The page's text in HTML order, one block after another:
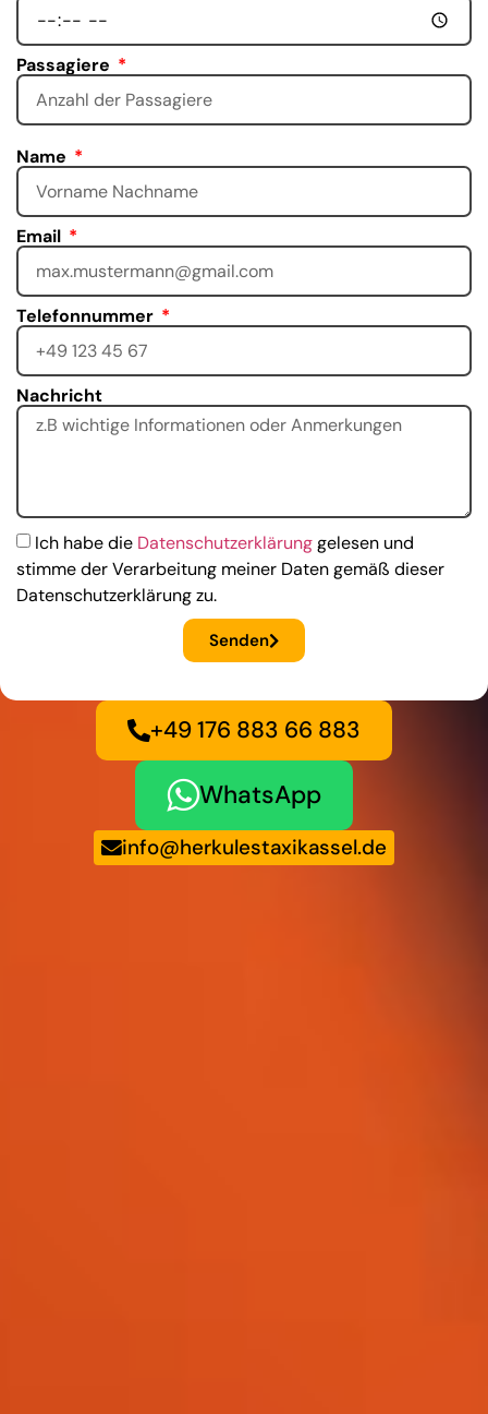
Passagiere
Name
Email
Telefonnummer
Nachricht
Ich habe die Datenschutzerklärunggelesen und
stimme der Verarbeitung meiner Daten gemäß dieser
Datenschutzerklärung zu.
Senden
+49 176 883 66 883
WhatsApp
info@herkulestaxikassel.de